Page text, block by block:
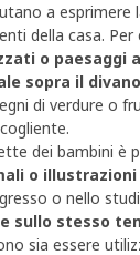
a esprimere
della casa. Per
o paesaggi
sopra il divano
di verdure o
dei bambini è
o
o nello
sullo stesso
sia essere